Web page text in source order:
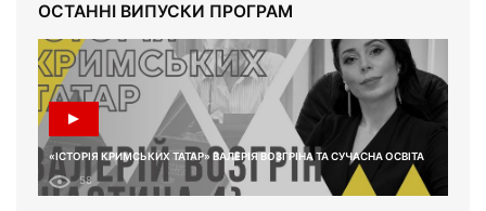
ОСТАННІ ВИПУСКИ ПРОГРАМ
«ІСТОРІЯ КРИМСЬКИХ ТАТАР» ВАЛЕРІЯ ВОЗГРІНА ТА СУЧАСНА ОСВІТА
58